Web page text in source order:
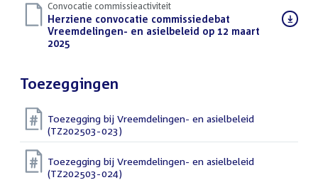
Convocatie commissieactiviteit
Download
bestand:
Herziene convocatie commissiedebat
Vreemdelingen- en asielbeleid op 12 maart
2025
Toezeggingen
Toezegging bij Vreemdelingen- en asielbeleid
(TZ202503-023)
Toezegging bij Vreemdelingen- en asielbeleid
(TZ202503-024)